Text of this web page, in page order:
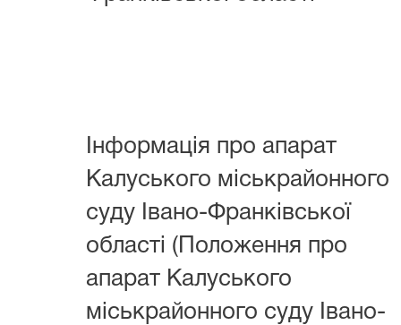
Інформація про апарат
Калуського міськрайонного
суду Івано-Франківської
області (Положення про
апарат Калуського
міськрайонного суду Івано-